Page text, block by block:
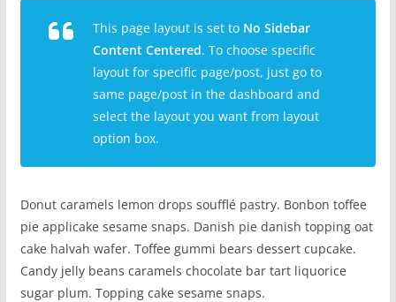
This page layout is set to No Sidebar
Content Centered. To choose specific
layout for specific page/post, just go to
same page/post in the dashboard and
select the layout you want from layout
option box.
Donut caramels lemon drops soufflé pastry. Bonbon toffee
pie applicake sesame snaps. Danish pie danish topping oat
cake halvah wafer. Toffee gummi bears dessert cupcake.
Candy jelly beans caramels chocolate bar tart liquorice
sugar plum. Topping cake sesame snaps.